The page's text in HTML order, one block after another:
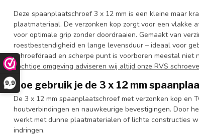
9,9
Deze spaanplaatschroef 3 x 12 mm is een kleine maar
plaatmateriaal. De verzonken kop zorgt voor een
voor optimale grip zonder doordraaien. Gemaakt van
roestbestendigheid en lange levensduur – ideaal voor
schroefdraad en scherpe punt is voorboren meestal niet
vochtige omgeving adviseren wij altijd onze RVS
Hoe gebruik je de 3 x 12 mm
De 3 x 12 mm spaanplaatschroef met verzonken kop en
houtverbindingen en nauwkeurige bevestigingen. Door
werkt met dunne plaatmaterialen of lichte constructies
indringen.